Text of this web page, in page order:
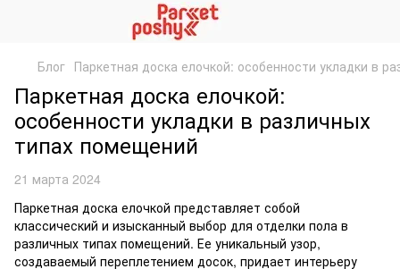
Блог Паркетная доска елочкой: особенности укладки в
Паркетная доска елочкой:
особенности укладки в различных
типах помещений
21 марта 2024
Паркетная доска елочкой представляет собой
классический и изысканный выбор для отделки пола в
различных типах помещений. Ее уникальный узор,
создаваемый переплетением досок, придает интерьеру